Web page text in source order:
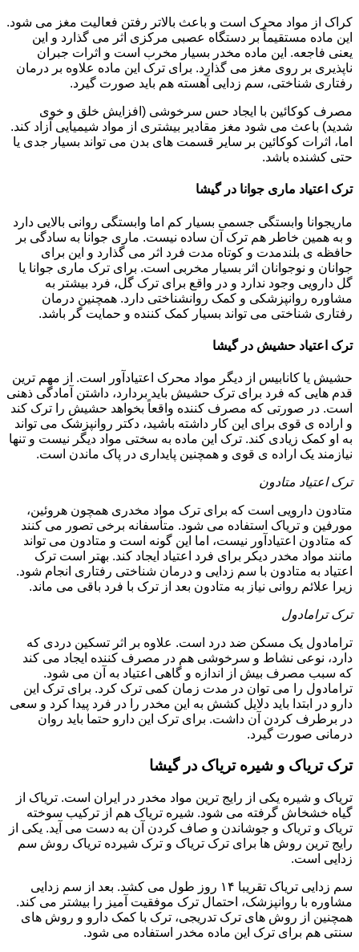
کراک از مواد محرک است و باعث بالاتر رفتن فعالیت مغز می شود.
این ماده مستقیماً بر دستگاه عصبی مرکزی اثر می گذارد و این
یعنی فاجعه. این ماده مخدر بسیار مخرب است و اثرات جبران
ناپذیری بر روی مغز می گذارد. برای ترک این ماده علاوه بر درمان
رفتاری شناختی، سم زدایی آهسته هم باید صورت گیرد.
مصرف کوکائین با ایجاد حس سرخوشی (افزایش خلق و خوی
شدید) باعث می شود مغز مقادیر بیشتری از مواد شیمیایی آزاد کند.
اما، اثرات کوکائین بر سایر قسمت های بدن می تواند بسیار جدی یا
حتی کشنده باشد.
ترک اعتیاد ماری جوانا در گیشا
ماریجوانا وابستگی جسمی بسیار کم اما وابستگی روانی بالایی دارد
و به همین خاطر هم ترک آن ساده نیست. ماری جوانا به سادگی بر
حافظه ی بلندمدت و کوتاه مدت فرد اثر می گذارد و این برای
جوانان و نوجوانان اثر بسیار مخربی است. برای ترک ماری جوانا یا
گل دارویی وجود ندارد و در واقع برای ترک گل، فرد بیشتر به
مشاوره روانپزشکی و کمک روانشناختی دارد. همچنین درمان
رفتاری شناختی می تواند بسیار کمک کننده و حمایت گر باشد.
ترک اعتیاد حشیش در گیشا
حشیش یا کانابیس از دیگر مواد محرک اعتیادآور است. از مهم ترین
قدم هایی که فرد برای ترک حشیش باید بردارد، داشتن آمادگی ذهنی
است. در صورتی که مصرف کننده واقعاً بخواهد حشیش را ترک کند
و اراده ی قوی برای این کار داشته باشید، دکتر روانپزشک می تواند
به او کمک زیادی کند. ترک این ماده به سختی مواد دیگر نیست و تنها
نیازمند یک اراده ی قوی و همچنین پایداری در پاک ماندن است.
ترک اعتیاد متادون
متادون دارویی است که برای ترک مواد مخدری همچون هروئین،
مورفین و تریاک استفاده می شود. متأسفانه برخی تصور می کنند
که متادون اعتیادآور نیست، اما این گونه است و متادون می تواند
مانند مواد مخدر دیکر برای فرد اعتیاد ایجاد کند. بهتر است ترک
اعتیاد به متادون با سم زدایی و درمان شناختی رفتاری انجام شود.
زیرا علائم روانی نیاز به متادون بعد از ترک با فرد باقی می ماند.
ترک ترامادول
ترامادول یک مسکن ضد درد است. علاوه بر اثر تسکین دردی که
دارد، نوعی نشاط و سرخوشی هم در مصرف کننده ایجاد می کند
که سبب مصرف بیش از اندازه و گاهی اعتیاد به آن می شود.
ترامادول را می توان در مدت زمان کمی ترک کرد. برای ترک این
دارو در ابتدا باید دلایل کشش به این مخدر را در فرد پیدا کرد و سعی
در برطرف کردن آن داشت. برای ترک این دارو حتما باید روان
درمانی صورت گیرد.
ترک تریاک و شیره تریاک در گیشا
تریاک و شیره یکی از رایج ترین مواد مخدر در ایران است. تریاک از
گیاه خشخاش گرفته می شود. شیره تریاک هم از ترکیب سوخته
تریاک و تریاک و جوشاندن و صاف کردن آن به دست می آید. یکی از
رایج ترین روش ها برای ترک تریاک و ترک شیرده تریاک روش سم
زدایی است.
سم زدایی تریاک تقریبا ۱۴ روز طول می کشد. بعد از سم زدایی
مشاوره با روانپزشک، احتمال ترک موفقیت آمیز را بیشتر می کند.
همچنین از روش های ترک تدریجی، ترک با کمک دارو و روش های
سنتی هم برای ترک این ماده مخدر استفاده می شود.